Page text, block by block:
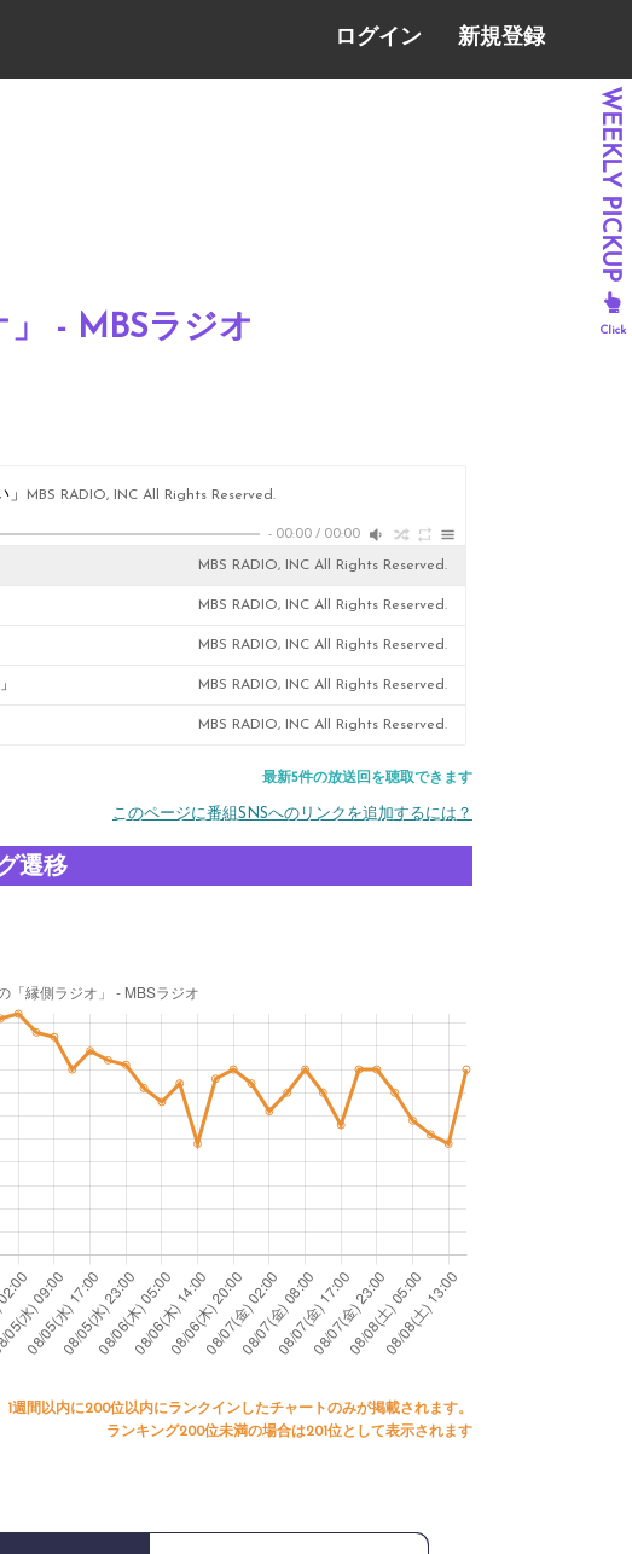
ログイン 新規登録
」 - MBSラジオ
MBS RADIO, INC All Rights Reserved.
- 00:00 / 00:00
MBS RADIO, INC All Rights Reserved.
MBS RADIO, INC All Rights Reserved.
MBS RADIO, INC All Rights Reserved.
MBS RADIO, INC All Rights Reserved.
MBS RADIO, INC All Rights Reserved.
最新5件の放送回を聴取できます
このページに番組SNSへのリンクを追加するには？
遷移
1週間以内に200位以内にランクインしたチャートのみが掲載されます。
ランキング200位未満の場合は201位として表示されます